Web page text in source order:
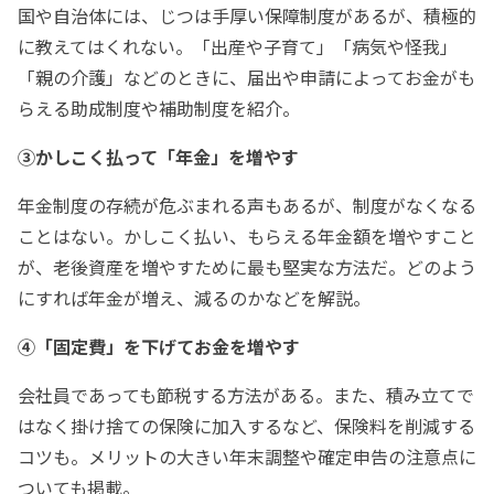
国や自治体には、じつは手厚い保障制度があるが、積極的
に教えてはくれない。「出産や子育て」「病気や怪我」
「親の介護」などのときに、届出や申請によってお金がも
らえる助成制度や補助制度を紹介。
③かしこく払って「年金」を増やす
年金制度の存続が危ぶまれる声もあるが、制度がなくなる
ことはない。かしこく払い、もらえる年金額を増やすこと
が、老後資産を増やすために最も堅実な方法だ。どのよう
にすれば年金が増え、減るのかなどを解説。
④「固定費」を下げてお金を増やす
会社員であっても節税する方法がある。また、積み立てで
はなく掛け捨ての保険に加入するなど、保険料を削減する
コツも。メリットの大きい年末調整や確定申告の注意点に
ついても掲載。